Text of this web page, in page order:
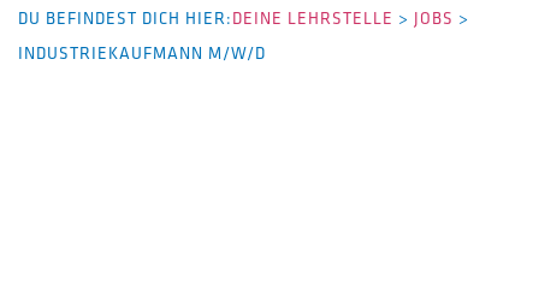
DU BEFINDEST DICH HIER:DEINE LEHRSTELLE > JOBS >
INDUSTRIEKAUFMANN M/W/D